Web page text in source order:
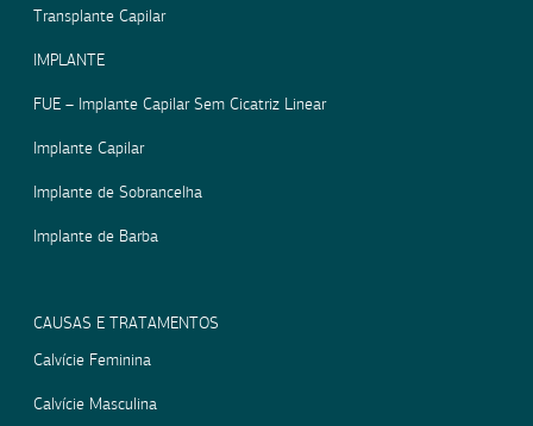
Transplante Capilar
IMPLANTE
FUE – Implante Capilar Sem Cicatriz Linear
Implante Capilar
Implante de Sobrancelha
Implante de Barba
CAUSAS E TRATAMENTOS
Calvície Feminina
Calvície Masculina